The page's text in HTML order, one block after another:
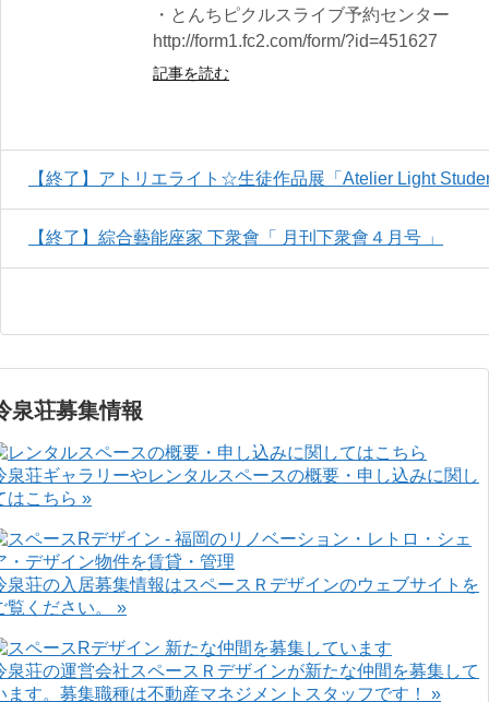
・とんちピクルスライブ予約センター
http://form1.fc2.com/form/?id=451627
記事を読む
【終了】アトリエライト☆生徒作品展「Atelier Light
【終了】綜合藝能座家 下衆會「 月刊下衆會４月号 」
泉荘募集情報
泉荘ギャラリーやレンタルスペースの概要・申し込みに関し
はこちら »
泉荘の入居募集情報はスペースＲデザインのウェブサイトを
覧ください。 »
泉荘の運営会社スペースＲデザインが新たな仲間を募集して
ます。募集職種は不動産マネジメントスタッフです！ »